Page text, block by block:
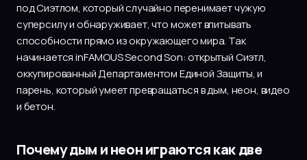
под Сиэтлом, который случайно перенимает чужую
суперсилу и обнаруживает, что может впитывать
способности прямо из окружающего мира. Так
начинается inFAMOUS Second Son: открытый Сиэтл,
оккупированный Департаментом Единой Защиты, и
парень, который умеет превращаться в дым, неон, видео
и бетон.
Почему дым и неон играются как две